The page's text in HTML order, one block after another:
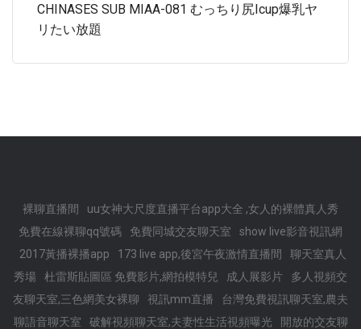
CHINASES SUB MIAA-081 むっちり尻Icup爆乳ヤ
リたい放題
裸聊直播間
uu女神大尺度直播平台app大全 ,女人的裸體真人秀
免費在線裸聊qq號碼
免費同城交友聊天室
show live影音視訊網
2017黃播裸播app
173 live app,後宮午夜激情直播間
聊天室真人
秀場
杜雷斯貼圖區 免費影片,網拍模特兒 成人展影片
多人視頻交
友聊天室,三色網美女裸聊
視訊mm直播
台灣免費視訊聊天室,農夫
聊語音聊天室
破解視頻聊天室,夫妻性生活視頻曝光
開放的交友聊